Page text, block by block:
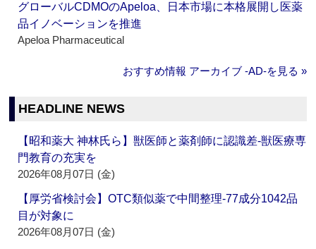
グローバルCDMOのApeloa、日本市場に本格展開し医薬
品イノベーションを推進
Apeloa Pharmaceutical
おすすめ情報 アーカイブ ‐AD‐を見る »
HEADLINE NEWS
【昭和薬大 神林氏ら】獣医師と薬剤師に認識差‐獣医療専
門教育の充実を
2026年08月07日 (金)
【厚労省検討会】OTC類似薬で中間整理‐77成分1042品
目が対象に
2026年08月07日 (金)